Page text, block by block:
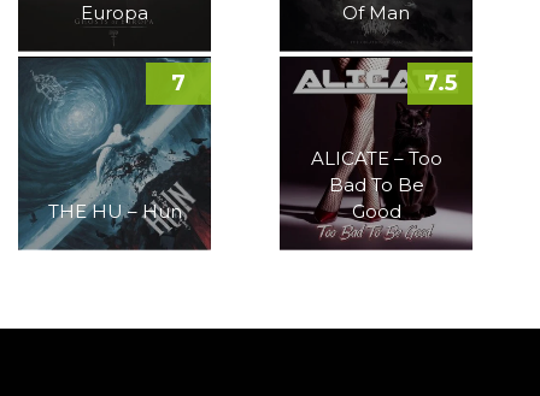
Europa
Of Man
THE HU – Hun
7
ALICATE – Too
Bad To Be
Good
7.5